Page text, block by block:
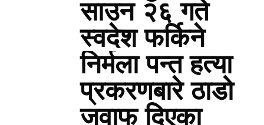
साउन २६ गते
स्वदेश फर्किने
निर्मला पन्त हत्या
प्रकरणबारे ठाडो
जवाफ दिएका